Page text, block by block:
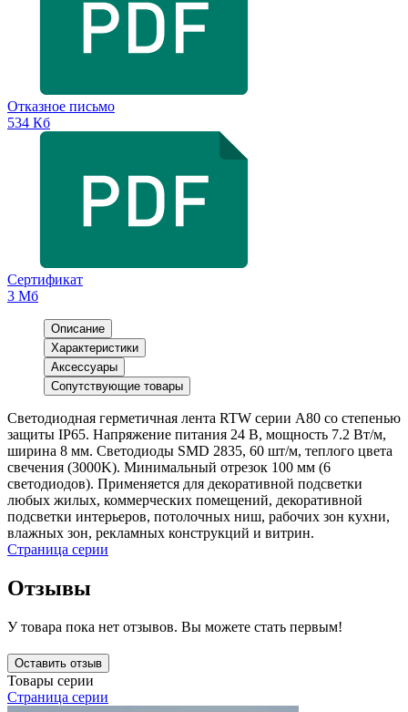
Отказное письмо
534 Кб
Сертификат
3 Мб
Описание
Характеристики
Аксессуары
Сопутствующие товары
Светодиодная герметичная лента RTW серии A80 со степенью
защиты IP65. Напряжение питания 24 В, мощность 7.2 Вт/м,
ширина 8 мм. Светодиоды SMD 2835, 60 шт/м, теплого цвета
свечения (3000K). Минимальный отрезок 100 мм (6
светодиодов). Применяется для декоративной подсветки
любых жилых, коммерческих помещений, декоративной
подсветки интерьеров, потолочных ниш, рабочих зон кухни,
влажных зон, рекламных конструкций и витрин.
Страница серии
Отзывы
У товара пока нет отзывов. Вы можете стать первым!
Оставить отзыв
Товары серии
Страница серии